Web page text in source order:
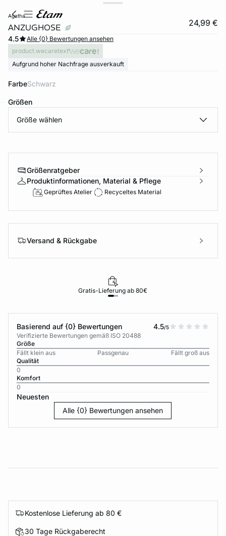
agatha
ANZUGHOSE 24,99 €
4.5
Alle {0} Bewertungen ansehen
product.wecaretext
Aufgrund hoher Nachfrage ausverkauft
Farbe schwarz
Größen
Größe wählen
Größenratgeber
Produktinformationen, Material & Pflege
Geprüftes Atelier Recyceltes Material
Versand & Rückgabe
Gratis-Lieferung ab 80€
Basierend auf {0} Bewertungen 4.5/5
Verifizierte Bewertungen gemäß ISO 20488
Größe
Fällt klein aus
Passgenau
Fällt groß aus
Qualität
0
Komfort
0
Neuesten
Alle {0} Bewertungen ansehen
Kostenlose Lieferung ab 80 €
30 Tage Rückgaberecht